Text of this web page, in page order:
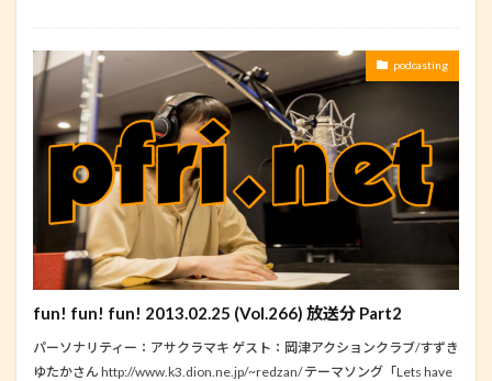
podcasting
fun! fun! fun! 2013.02.25 (Vol.266) 放送分 Part2
パーソナリティー：アサクラマキ ゲスト：岡津アクションクラブ/すずき
ゆたかさん http://www.k3.dion.ne.jp/~redzan/ テーマソング「Lets have